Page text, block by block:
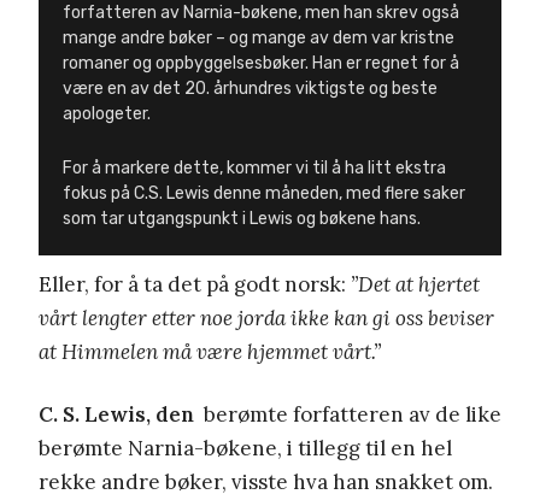
forfatteren av Narnia-bøkene, men han skrev også
mange andre bøker – og mange av dem var kristne
romaner og oppbyggelsesbøker. Han er regnet for å
være en av det 20. århundres viktigste og beste
apologeter.
For å markere dette, kommer vi til å ha litt ekstra
fokus på C.S. Lewis denne måneden, med flere saker
som tar utgangspunkt i Lewis og bøkene hans.
Eller, for å ta det på godt norsk: ”Det at hjertet
vårt lengter etter noe jorda ikke kan gi oss beviser
at Himmelen må være hjemmet vårt.”
C. S. Lewis, den berømte forfatteren av de like
berømte Narnia-bøkene, i tillegg til en hel
rekke andre bøker, visste hva han snakket om.